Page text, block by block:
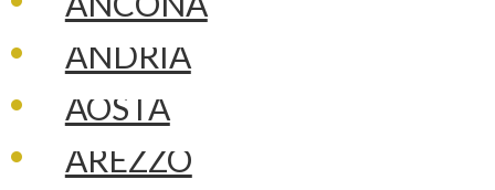
ANDRIA
AOSTA
AREZZO